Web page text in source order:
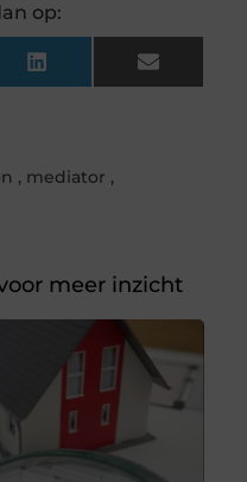
op:
LinkedIn Email
, mediator ,
meer inzicht